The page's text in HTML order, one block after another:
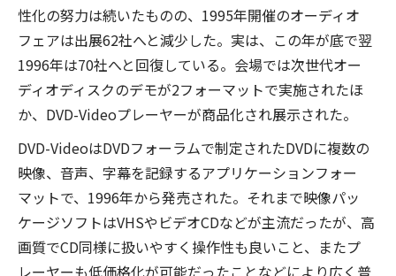
性化の努力は続いたものの、1995年開催のオーディオ
フェアは出展62社へと減少した。実は、この年が底で翌
1996年は70社へと回復している。会場では次世代オー
ディオディスクのデモが2フォーマットで実施されたほ
か、DVD-Videoプレーヤーが商品化され展示された。
DVD-VideoはDVDフォーラムで制定されたDVDに複数の
映像、音声、字幕を記録するアプリケーションフォー
マットで、1996年から発売された。それまで映像パッ
ケージソフトはVHSやビデオCDなどが主流だったが、高
画質でCD同様に扱いやすく操作性も良いこと、またプ
レーヤーも低価格化が可能だったことなどにより広く普